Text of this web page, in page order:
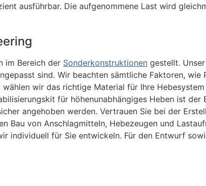
ausführbar. Die aufgenommene Last wird
im Bereich der Sonderkonstruktionen gestellt.
sind. Wir beachten sämtliche Faktoren,
wir das richtige Material für Ihre
für höhenunabhängiges Heben ist der
angehoben werden. Vertrauen Sie bei der
Bau von Anschlagmitteln, Hebezeugen und
individuell für Sie entwickeln. Für den Entwurf